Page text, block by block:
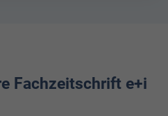
Fachzeitschrift e+i